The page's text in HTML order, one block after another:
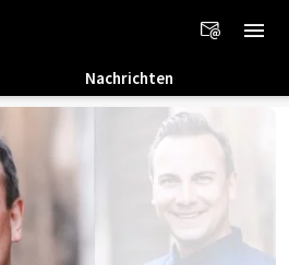
Nachrichten